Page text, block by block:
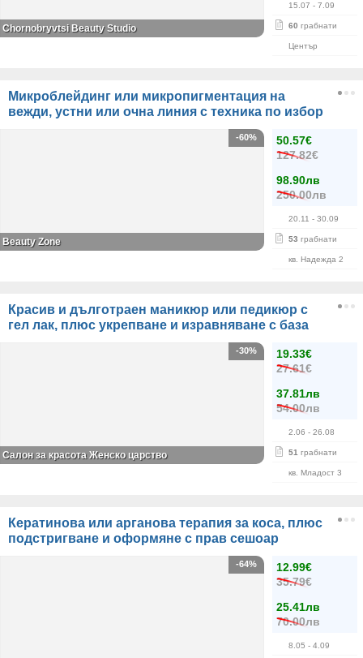
15.07 - 7.09
60 грабнати
Център
Chornobryvtsi Beauty Studio
Микроблейдинг или микропигментация на
вежди, устни или очна линия с техника по избор
50.57€
127.82€
98.90лв
250.00лв
20.11 - 30.09
53 грабнати
кв. Надежда 2
-60%
Beauty Zone
Красив и дълготраен маникюр или педикюр с
гел лак, плюс укрепване и изравняване с база
19.33€
27.61€
37.81лв
54.00лв
2.06 - 26.08
51 грабнати
кв. Младост 3
-30%
Салон за красота Женско царство
Кератинова или арганова терапия за коса, плюс
подстригване и оформяне с прав сешоар
12.99€
35.79€
25.41лв
70.00лв
8.05 - 4.09
-64%